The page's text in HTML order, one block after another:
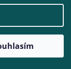
vyhrazena.